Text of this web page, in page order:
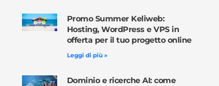
Promo Summer Keliweb:
Hosting, WordPress e VPS in
offerta per il tuo progetto online
Leggi di più »
Dominio e ricerche AI: come